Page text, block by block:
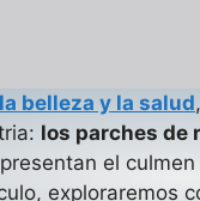
la belleza y la salud,
los parches de
el
exploraremos